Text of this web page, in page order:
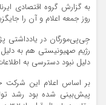
به گزارش گروه اقتصادی
روز جمعه اعلام و آن را جایگزین
جِی‌پی‌مورگان در یادداشتی
رژیم صهیونیستی هم به
دلیل نبود دسترسی به
بر اساس اعلام این شرکت